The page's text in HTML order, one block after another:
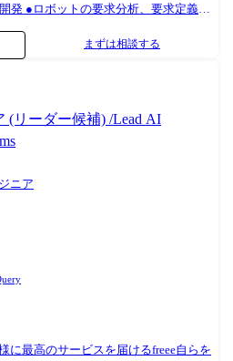
発 ●ロボットの要求分析、要求定義、
まずは相談する
(リーダー候補) /Lead AI
ニア
に最高のサービスを届けるfreee自らを